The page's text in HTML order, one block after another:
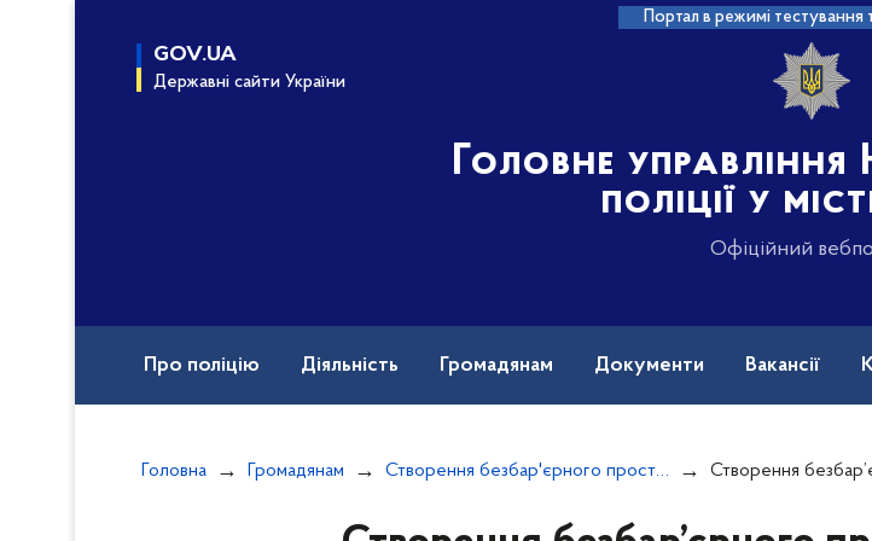
Портал в режимі тестування
GOV.UA
Державні сайти України
Головне
поліції у
Офіційний
Про поліцію Діяльність Громадянам Документи Вакансії
Головна Громадянам Створення безбар'єрного простору в Україні Створення безбар’єрного